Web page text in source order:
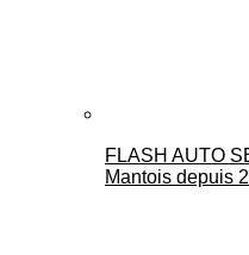
FLASH AUTO
Mantois depuis